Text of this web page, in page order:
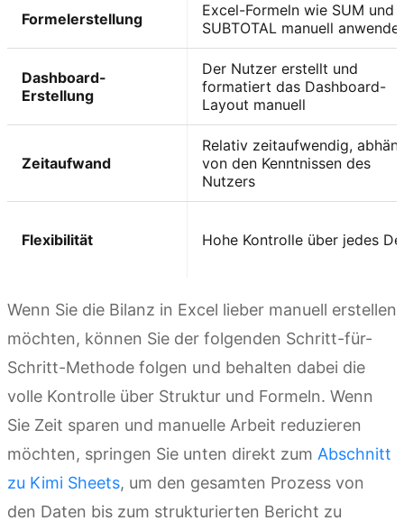
Formelerstellung
Excel-Formeln wie SUM und
SUBTOTAL manuell
Dashboard-
Erstellung
Der Nutzer erstellt und
formatiert das Dashboard-
Layout manuell
Zeitaufwand
Relativ zeitaufwendig,
von den Kenntnissen des
Nutzers
Flexibilität Hohe Kontrolle über jedes
Wenn Sie die Bilanz in Excel lieber manuell erstellen
möchten, können Sie der folgenden Schritt-für-
Schritt-Methode folgen und behalten dabei die
volle Kontrolle über Struktur und Formeln. Wenn
Sie Zeit sparen und manuelle Arbeit reduzieren
möchten, springen Sie unten direkt zum Abschnitt
zu Kimi Sheets, um den gesamten Prozess von
den Daten bis zum strukturierten Bericht zu